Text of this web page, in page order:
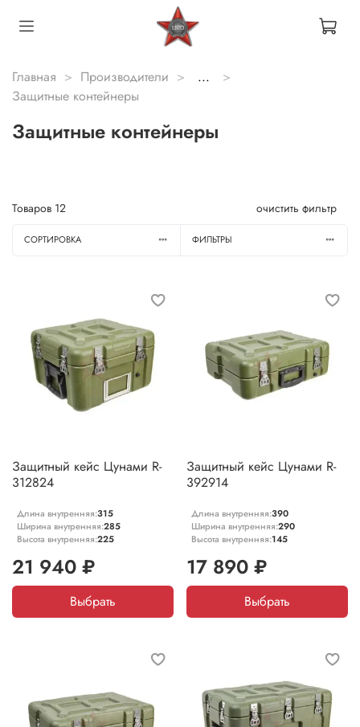
Главная Производители
...
Защитные контейнеры
Защитные контейнеры
Товаров 12 очистить фильтр
СОРТИРОВКА ФИЛЬТРЫ
Защитный кейс Цунами R-
312824
Длина внутренняя:315
Ширина внутренняя:285
Высота внутренняя:225
21 940 ₽
Выбрать
Защитный кейс Цунами R-
392914
Длина внутренняя:390
Ширина внутренняя:290
Высота внутренняя:145
17 890 ₽
Выбрать